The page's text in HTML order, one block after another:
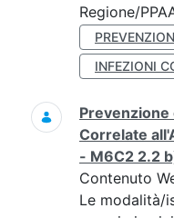
Regione/
INFEZIONI
Correlate
- M6C2 2.2
Contenuto
Le modalità/